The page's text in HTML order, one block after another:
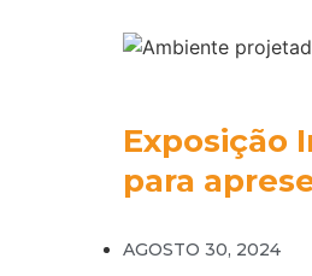
Exposição
para
AGOSTO 30, 2024